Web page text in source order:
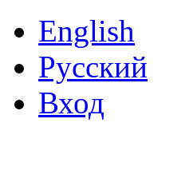
English
Русский
Вход